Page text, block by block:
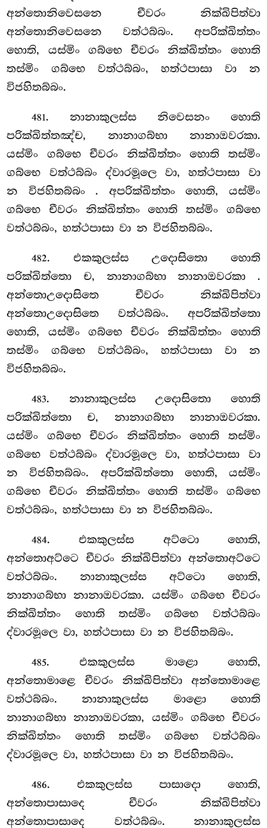
අන්තොනිවෙසනෙ චීවරං නික්ඛිපිත්වා
අන්තොනිවෙසනෙ වත්ථබ්බං. අපරික්ඛිත්තං
හොති, යස්මිං ගබ්භෙ චීවරං නික්ඛිත්තං හොති
තස්මිං ගබ්භෙ වත්ථබ්බං, හත්ථපාසා වා න
විජහිතබ්බං.
481. නානාකුලස්ස නිවෙසනං හොති
පරික්ඛිත්තඤ්ච, නානාගබ්භා නානාඔවරකා.
යස්මිං ගබ්භෙ චීවරං නික්ඛිත්තං හොති තස්මිං
ගබ්භෙ වත්ථබ්බං ද්වාරමූලෙ වා, හත්ථපාසා වා
න විජහිතබ්බං. අපරික්ඛිත්තං හොති, යස්මිං
ගබ්භෙ චීවරං නික්ඛිත්තං හොති තස්මිං ගබ්භෙ
වත්ථබ්බං, හත්ථපාසා වාන විජහිතබ්බං.
482. එකකුලස්ස උදොසිතො හොති
පරික්ඛිත්තො ච, නානාගබ්භා නානාඔවරකා .
අන්තොඋදොසිතෙ චීවරං නික්ඛිපිත්වා
අන්තොඋදොසිතෙ වත්ථබ්බං. අපරික්ඛිත්තො
හොති, යස්මිං ගබ්භෙ චීවරං නික්ඛිත්තං හොති
තස්මිං ගබ්භෙ වත්ථබ්බං, හත්ථපාසා වා න
විජහිතබ්බං.
483. නානාකුලස්ස උදොසිතො හොති
පරික්ඛිත්තො ච, නානාගබ්භා නානාඔවරකා.
යස්මිං ගබ්භෙ චීවරං නික්ඛිත්තං හොති තස්මිං
ගබ්භෙ වත්ථබ්බං ද්වාරමූලෙ වා, හත්ථපාසා වා
න විජහිතබ්බං. අපරික්ඛිත්තො හොති, යස්මිං
ගබ්භෙ චීවරං නික්ඛිත්තං හොති තස්මිං ගබ්භෙ
වත්ථබ්බං, හත්ථපාසා වා න විජහිතබ්බං.
484. එකකුලස්ස අට්ටො හොති,
අන්තොඅට්ටෙ චීවරං නික්ඛිපිත්වා අන්තොඅට්ටෙ
වත්ථබ්බං. නානාකුලස්ස අට්ටො හොති,
නානාගබ්භා නානාඔවරකා. යස්මිං ගබ්භෙ චීවරං
නික්ඛිත්තං හොති තස්මිං ගබ්භෙ වත්ථබ්බං
ද්වාරමූලෙ වා, හත්ථපාසා වා න විජහිතබ්බං.
485. එකකුලස්ස මාළො හොති,
අන්තොමාළෙ චීවරං නික්ඛිපිත්වා අන්තොමාළෙ
වත්ථබ්බං. නානාකුලස්ස මාළො හොති
නානාගබ්භා නානාඔවරකා, යස්මිං ගබ්භෙ චීවරං
නික්ඛිත්තං හොති තස්මිං ගබ්භෙ වත්ථබ්බං
ද්වාරමූලෙ වා, හත්ථපාසා වා න විජහිතබ්බං.
486. එකකුලස්ස පාසාදො හොති,
අන්තොපාසාදෙ චීවරං නික්ඛිපිත්වා
අන්තොපාසාදෙ වත්ථබ්බං. නානාකුලස්ස